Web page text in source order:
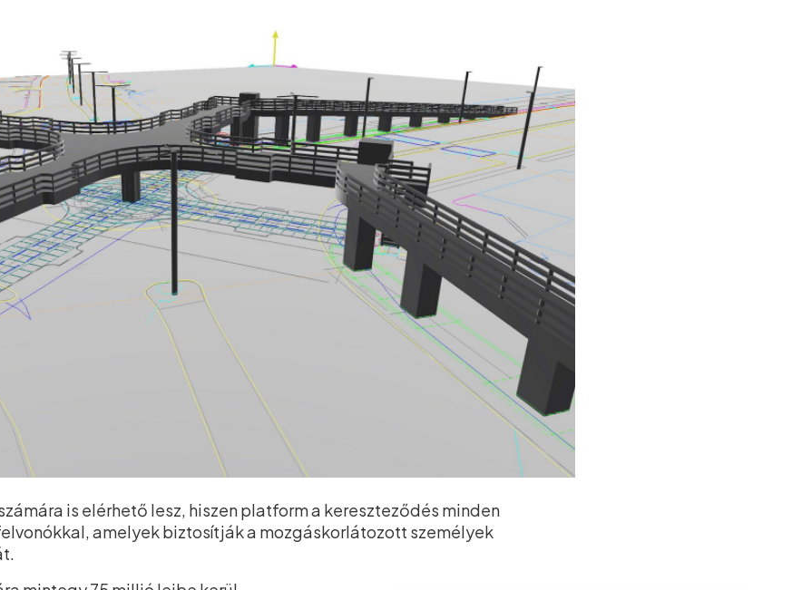
is elérhető lesz, hiszen platform a kereszteződés minden
amelyek biztosítják a mozgáskorlátozott személyek